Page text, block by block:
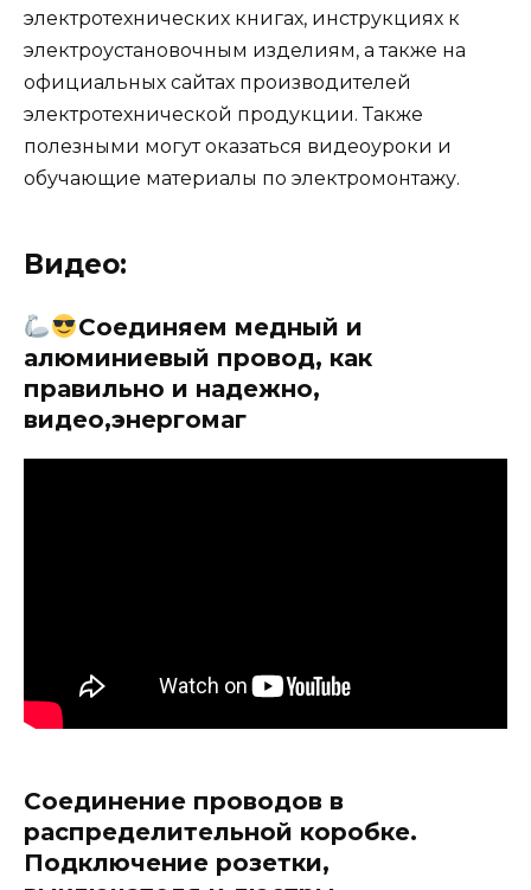
электротехнических книгах, инструкциях к
электроустановочным изделиям, а также на
официальных сайтах производителей
электротехнической продукции. Также
полезными могут оказаться видеоуроки и
обучающие материалы по электромонтажу.
Видео:
Соединяем медный и
алюминиевый провод, как
правильно и надежно,
видео,энергомаг
Соединение проводов в
распределительной коробке.
Подключение розетки,